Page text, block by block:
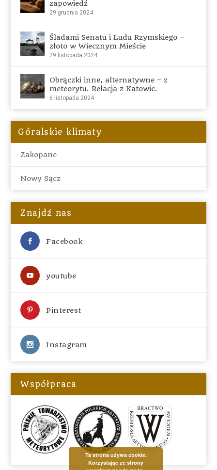
zapowiedź
29 grudnia 2024
Śladami Senatu i Ludu Rzymskiego –
złoto w Wiecznym Mieście
29 listopada 2024
Obrączki inne, alternatywne – z
meteorytu. Relacja z Katowic.
6 listopada 2024
Góralskie klimaty
Zakopane
Nowy Sącz
Znajdź nas
Facebook
youtube
Pinterest
Instagram
Współpraca
Ta strona używa cookie.
Korzystając ze strony